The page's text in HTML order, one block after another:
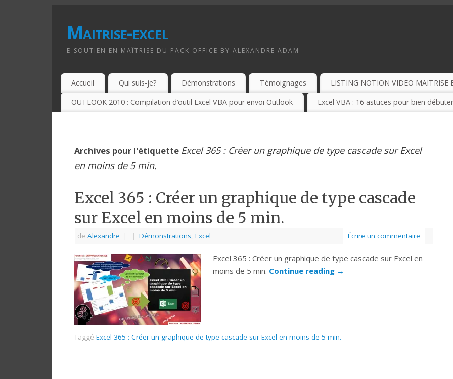
Maitrise-excel
E-SOUTIEN EN MAÎTRISE DU PACK OFFICE BY ALEXANDRE ADAM
Accueil Qui suis-je? Démonstrations Témoignages LISTING NOTION VIDEO MAITRISE
OUTLOOK 2010 : Compilation d’outil Excel VBA pour envoi Outlook Excel VBA : 16 astuces pour bien
Archives pour l'étiquette Excel 365 : Créer un graphique de type cascade sur Excel
en moins de 5 min.
Excel 365 : Créer un graphique de type cascade
sur Excel en moins de 5 min.
de Alexandre | | Démonstrations Excel Écrire un commentaire
Excel 365 : Créer un graphique de type cascade sur Excel en
moins de 5 min. Continue reading →
Taggé Excel 365 : Créer un graphique de type cascade sur Excel en moins de 5 min.